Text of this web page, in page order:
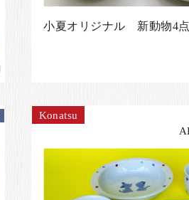
小夏オリジナル 新動物4点
Konatsu